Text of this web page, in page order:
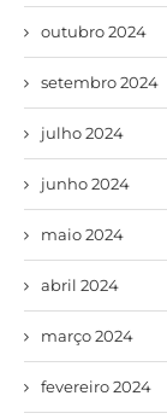
outubro 2024
setembro 2024
julho 2024
junho 2024
maio 2024
abril 2024
março 2024
fevereiro 2024